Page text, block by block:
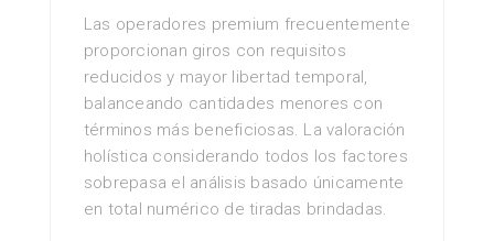
Las operadores premium frecuentemente
proporcionan giros con requisitos
reducidos y mayor libertad temporal,
balanceando cantidades menores con
términos más beneficiosas. La valoración
holística considerando todos los factores
sobrepasa el análisis basado únicamente
en total numérico de tiradas brindadas.